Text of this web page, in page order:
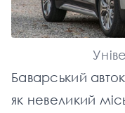
Баварський
як невеликий